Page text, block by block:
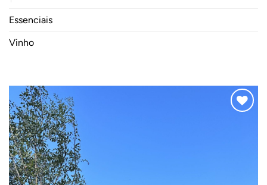
Essenciais
Vinho